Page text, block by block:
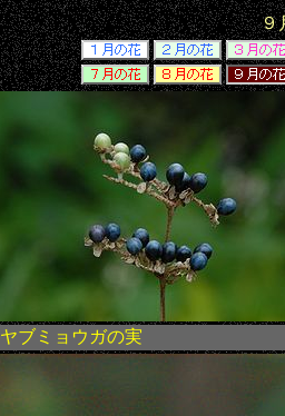
９
ヤブミョウガの実